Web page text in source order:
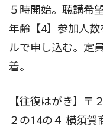
５時開始。聴講希
年齢【4】参加人
ルで申し込む。定
着。
【往復はがき】〒
２の14の４ 横須